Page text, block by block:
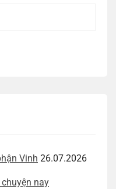
Vinh 26.07.2026
nay